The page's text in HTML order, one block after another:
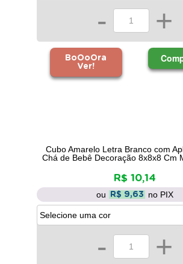
- +
BoOoOra
Ver!
Cubo Amarelo Letra Branco com
Chá de Bebê Decoração 8x8x8 Cm
R$ 10,14
ou R$ 9,63 no PIX
- +